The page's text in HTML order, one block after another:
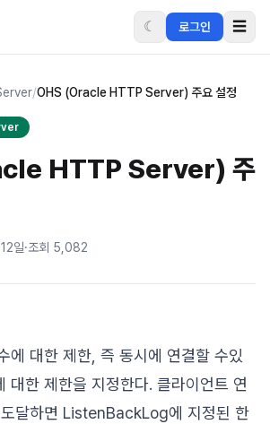
☾ 로그인 ☰
/OHS (Oracle HTTP Server) 주요 설정
HTTP Server) 주
일·조회 5,082
에 대한 제한, 즉 동시에 연결할 수있
대한 제한을 지정한다. 클라이언트 연
달하면 ListenBackLog에 지정된 한